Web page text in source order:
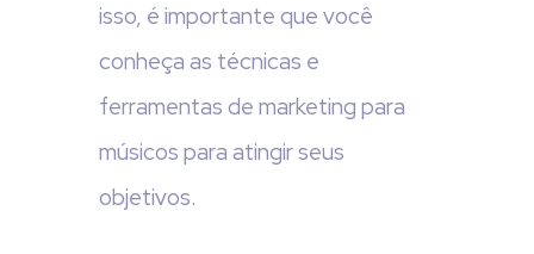
isso, é importante que você
conheça as técnicas e
ferramentas de marketing para
músicos para atingir seus
objetivos.